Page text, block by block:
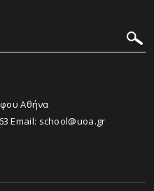
Αθήνα
Email: school@uoa.gr